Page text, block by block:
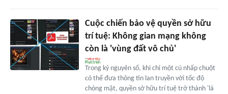
Cuộc chiến bảo vệ quyền sở hữu
trí tuệ: Không gian mạng không
còn là 'vùng đất vô chủ'
Trong kỷ nguyên số, khi chỉ một cú nhấp chuột
có thể đưa thông tin lan truyền với tốc độ
chóng mặt, quyền sở hữu trí tuệ trở thành 'lá